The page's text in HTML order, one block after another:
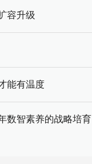
容升级
能有温度
数智素养的战略培育